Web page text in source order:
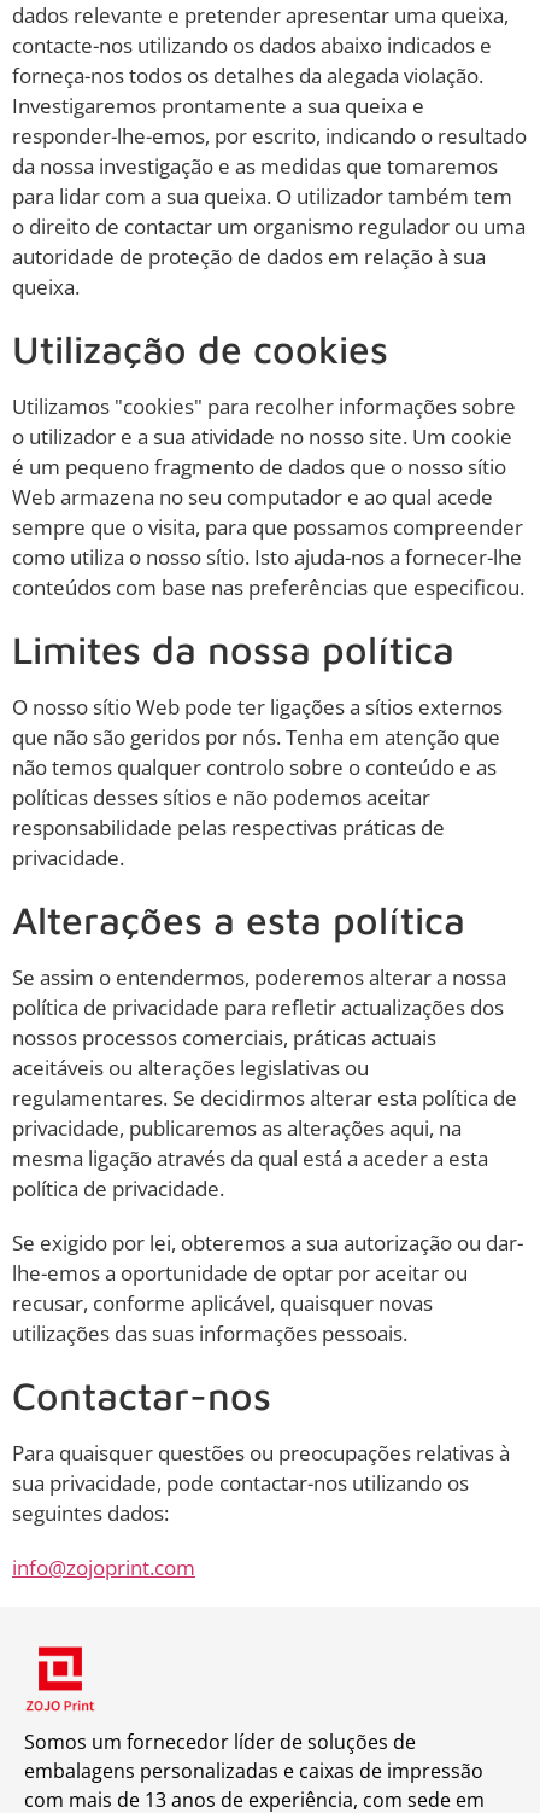
dados relevante e pretender apresentar uma queixa,
contacte-nos utilizando os dados abaixo indicados e
forneça-nos todos os detalhes da alegada violação.
Investigaremos prontamente a sua queixa e
responder-lhe-emos, por escrito, indicando o resultado
da nossa investigação e as medidas que tomaremos
para lidar com a sua queixa. O utilizador também tem
o direito de contactar um organismo regulador ou uma
autoridade de proteção de dados em relação à sua
queixa.
Utilização de cookies
Utilizamos "cookies" para recolher informações sobre
o utilizador e a sua atividade no nosso site. Um cookie
é um pequeno fragmento de dados que o nosso sítio
Web armazena no seu computador e ao qual acede
sempre que o visita, para que possamos compreender
como utiliza o nosso sítio. Isto ajuda-nos a fornecer-lhe
conteúdos com base nas preferências que especificou.
Limites da nossa política
O nosso sítio Web pode ter ligações a sítios externos
que não são geridos por nós. Tenha em atenção que
não temos qualquer controlo sobre o conteúdo e as
políticas desses sítios e não podemos aceitar
responsabilidade pelas respectivas práticas de
privacidade.
Alterações a esta política
Se assim o entendermos, poderemos alterar a nossa
política de privacidade para refletir actualizações dos
nossos processos comerciais, práticas actuais
aceitáveis ou alterações legislativas ou
regulamentares. Se decidirmos alterar esta política de
privacidade, publicaremos as alterações aqui, na
mesma ligação através da qual está a aceder a esta
política de privacidade.
Se exigido por lei, obteremos a sua autorização ou dar-
lhe-emos a oportunidade de optar por aceitar ou
recusar, conforme aplicável, quaisquer novas
utilizações das suas informações pessoais.
Contactar-nos
Para quaisquer questões ou preocupações relativas à
sua privacidade, pode contactar-nos utilizando os
seguintes dados:
info@zojoprint.com
Somos um fornecedor líder de soluções de
embalagens personalizadas e caixas de impressão
com mais de 13 anos de experiência, com sede em